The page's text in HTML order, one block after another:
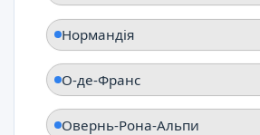
Нормандія
О-де-Франс
Овернь-Рона-Альпи